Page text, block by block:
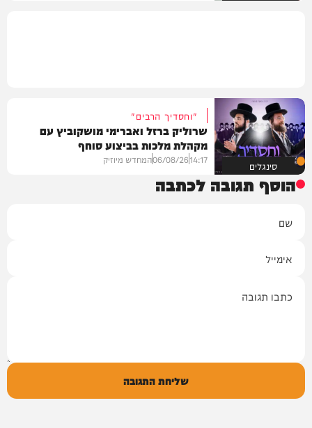
סינגלים
"וחסדיך הרבים"
שרוליק ברזל ואברימי מושקוביץ עם
מקהלת מלכות בביצוע סוחף
14:17
06/08/26המחדש מיוזיק
הוסף תגובה לכתבה
שליחת התגובה